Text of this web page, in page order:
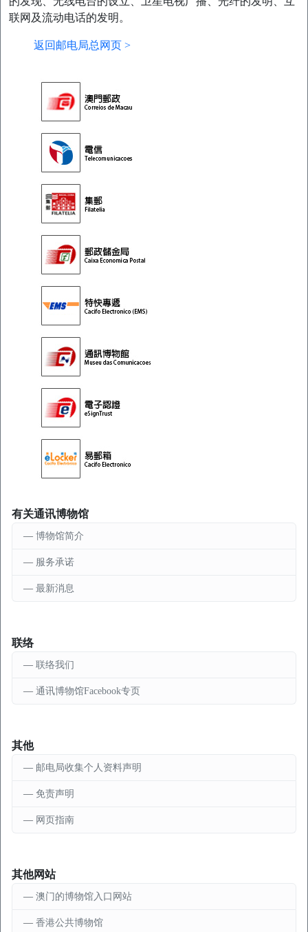
联网及流动电话的发明。
返回邮电局总网页 >
有关通讯博物馆
博物馆简介
服务承诺
最新消息
联络
联络我们
通讯博物馆Facebook专页
其他
邮电局收集个人资料声明
免责声明
网页指南
其他网站
澳门的博物馆入口网站
香港公共博物馆